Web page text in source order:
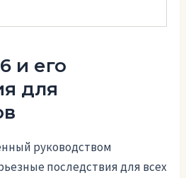
и его
для
руководством
последствия для всех